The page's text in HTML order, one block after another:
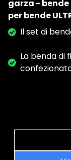
garza -
per bende
Il set di
La benda di